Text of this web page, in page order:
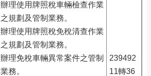
辦理使用牌照稅車輛檢查作業
之規劃及管制業務。
辦理使用牌照稅免稅清查作業
之規劃及管制業務。
辦理免稅車輛異常案件之管制
業務。
239492
11轉36